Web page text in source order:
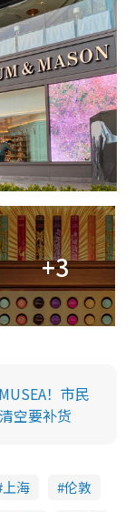
+3
！市民
空要补货
上海
伦敦